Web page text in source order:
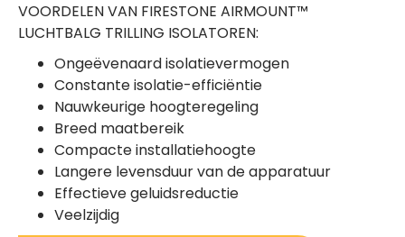
VOORDELEN VAN FIRESTONE AIRMOUNT™
LUCHTBALG TRILLING ISOLATOREN:
Ongeëvenaard isolatievermogen
Constante isolatie-efficiëntie
Nauwkeurige hoogteregeling
Breed maatbereik
Compacte installatiehoogte
Langere levensduur van de apparatuur
Effectieve geluidsreductie
Veelzijdig